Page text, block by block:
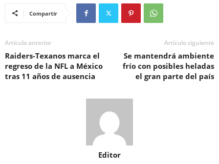
Compartir
Artículo anterior
Raiders-Texanos marca el
regreso de la NFL a México
tras 11 años de ausencia
Artículo siguiente
Se mantendrá ambiente
frío con posibles heladas
el gran parte del país
Editor